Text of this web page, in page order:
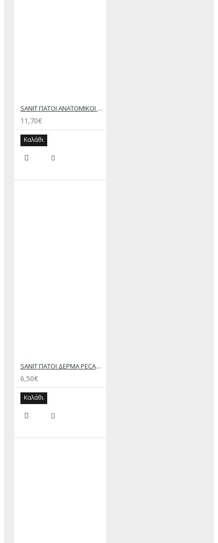
SANIT ΠΑΤΟΙ ΑΝΑΤΟΜΙΚΟΙ ΠΑΙΔΙΚΟΙ ΓΙΑ ΟΛΗ ΤΗΝ ΗΜΕΡΑ
11,70€
Καλάθι
SANIT ΠΑΤΟΙ ΔΕΡΜΑ PECARY ΦΕΛΛΟ
6,50€
Καλάθι